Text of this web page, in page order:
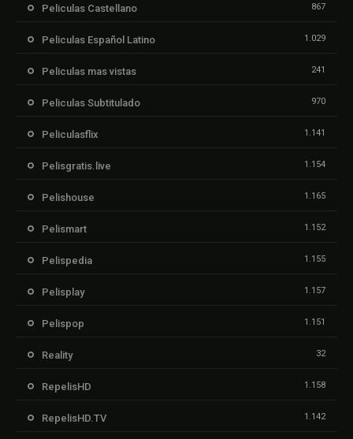
Peliculas Castellano 867
Peliculas Español Latino 1.029
Peliculas mas vistas 241
Peliculas Subtitulado 970
Peliculasflix 1.141
Pelisgratis.live 1.154
Pelishouse 1.165
Pelismart 1.152
Pelispedia 1.155
Pelisplay 1.157
Pelispop 1.151
Reality 32
RepelisHD 1.158
RepelisHD.TV 1.142